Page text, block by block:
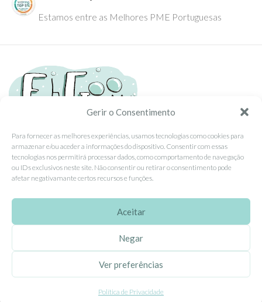
Gerir o Consentimento
Para fornecer as melhores experiências, usamos tecnologias como cookies para
armazenar e/ou aceder a informações do dispositivo. Consentir com essas
tecnologias nos permitirá processar dados, como comportamento de navegação
ou IDs exclusivos neste site. Não consentir ou retirar o consentimento pode
afetar negativamante certos recursos e funções.
Aceitar
Negar
Ver preferências
Política de Privacidade
Estamos entre as Melhores PME Portuguesas
Tel: (351) 234095278 Custo de Chamada para Rede Fixa Nacional
Email: info@ehgoom.com
Rua José Afonso, Nº 50, 3800-438 Aveiro, Portugal
Sobre Nós
Propriedade Intelectual
Colaboração com Bloggers